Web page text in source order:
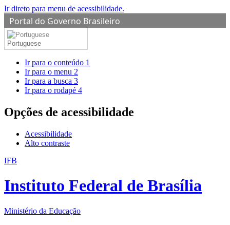
Ir direto para menu de acessibilidade.
Portal do Governo Brasileiro
Portuguese
Ir para o conteúdo 1
Ir para o menu 2
Ir para a busca 3
Ir para o rodapé 4
Opções de acessibilidade
Acessibilidade
Alto contraste
IFB
Instituto Federal de Brasília
Ministério da Educação